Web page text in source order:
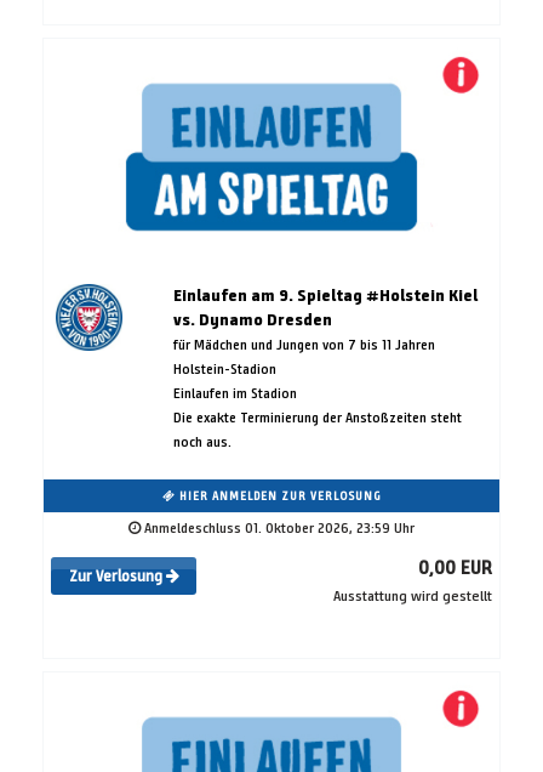
Einlaufen am 9. Spieltag #Holstein Kiel
vs. Dynamo Dresden
für Mädchen und Jungen von 7 bis 11 Jahren
Holstein-Stadion
Einlaufen im Stadion
Die exakte Terminierung der Anstoßzeiten steht
noch aus.
HIER ANMELDEN ZUR VERLOSUNG
Anmeldeschluss 01. Oktober 2026, 23:59 Uhr
Zur Verlosung 0,00 EUR
Ausstattung wird gestellt